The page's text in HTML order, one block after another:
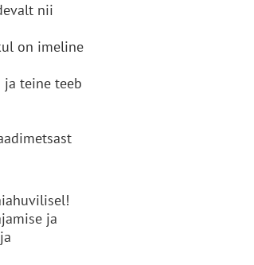
nii
on imeline
teine teeb
ja